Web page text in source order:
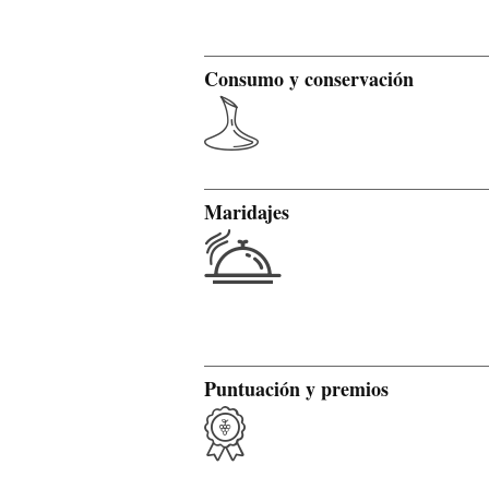
Consumo y conservación
Maridajes
Puntuación y premios